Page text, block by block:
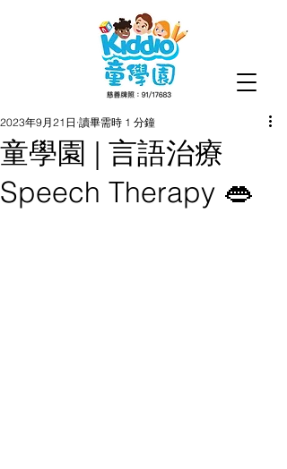
童學園 | 言語治療
Speech Therapy 👄
2023年9月21日 讀畢需時 1 分鐘